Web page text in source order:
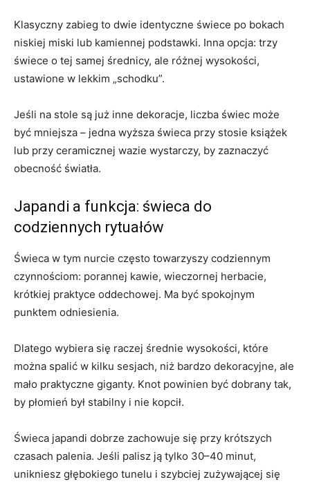
Klasyczny zabieg to dwie identyczne świece po bokach
niskiej miski lub kamiennej podstawki. Inna opcja: trzy
świece o tej samej średnicy, ale różnej wysokości,
ustawione w lekkim „schodku”.
Jeśli na stole są już inne dekoracje, liczba świec może
być mniejsza – jedna wyższa świeca przy stosie książek
lub przy ceramicznej wazie wystarczy, by zaznaczyć
obecność światła.
Japandi a funkcja: świeca do
codziennych rytuałów
Świeca w tym nurcie często towarzyszy codziennym
czynnościom: porannej kawie, wieczornej herbacie,
krótkiej praktyce oddechowej. Ma być spokojnym
punktem odniesienia.
Dlatego wybiera się raczej średnie wysokości, które
można spalić w kilku sesjach, niż bardzo dekoracyjne, ale
mało praktyczne giganty. Knot powinien być dobrany tak,
by płomień był stabilny i nie kopcił.
Świeca japandi dobrze zachowuje się przy krótszych
czasach palenia. Jeśli palisz ją tylko 30–40 minut,
unikniesz głębokiego tunelu i szybciej zużywającej się